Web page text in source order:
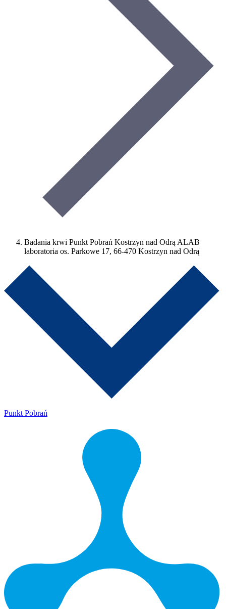
Badania krwi Punkt Pobrań Kostrzyn nad Odrą ALAB
laboratoria os. Parkowe 17, 66-470 Kostrzyn nad Odrą
Punkt Pobrań